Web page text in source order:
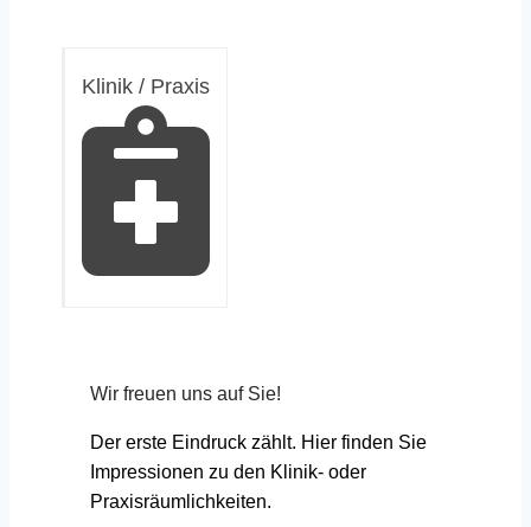
Klinik / Praxis
Wir freuen uns auf Sie!
Der erste Eindruck zählt. Hier finden Sie
Impressionen zu den Klinik- oder
Praxisräumlichkeiten.